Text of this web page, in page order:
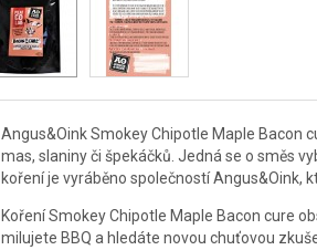
Angus&Oink Smokey Chipotle Maple Bacon
mas, slaniny či špekáčků. Jedná se o směs
koření je vyráběno společností Angus&Oink,
Koření Smokey Chipotle Maple Bacon cure
milujete BBQ a hledáte novou chuťovou